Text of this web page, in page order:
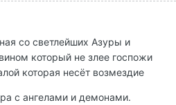
со светлейших Азуры и
который не злее госпожи
которая несёт возмездие
с ангелами и демонами.